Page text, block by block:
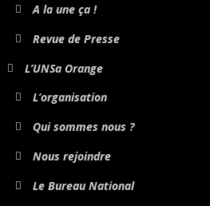
A la une ça !
Revue de Presse
L’UNSa Orange
L’organisation
Qui sommes nous ?
Nous rejoindre
Le Bureau National